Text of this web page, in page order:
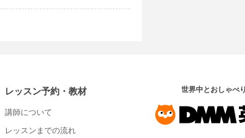
レッスン予約・教材
講師について
レッスンまでの流れ
世界中とおしゃべ